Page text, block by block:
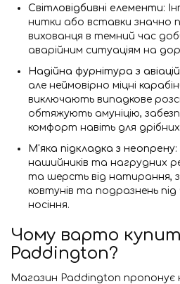
Світловідбивні елементи:
нитки або вставки значно
вихованця в темний час
аварійним ситуаціям на
Надійна фурнітура з
але неймовірно міцні
виключають випадкове
обтяжують амуніцію,
комфорт навіть для дрібних
М'яка підкладка з неопрену
нашийників та нагрудних
та шерсть від натирання,
ковтунів та подразнень
носіння.
Чому варто
Paddington?
Магазин Paddington